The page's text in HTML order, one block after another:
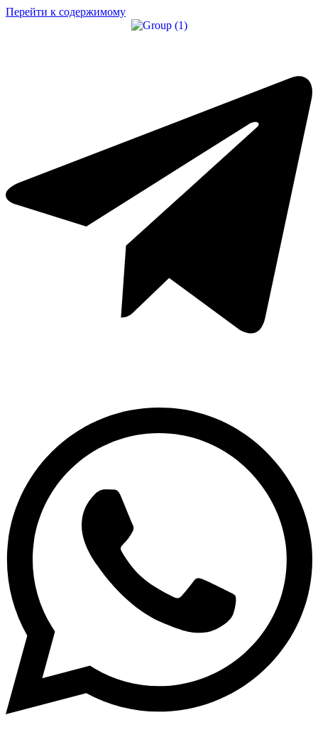
Перейти к содержимому
ИСКУССТВО И КУЛЬТУРА
пляжный ОТДЫХ
городской туризм
КОРПОРАТИВНЫЕ КАНИКУЛЫ
круизы
СЕМЕЙНЫЕ ТУРЫ
свадебные туры
ЛЕЧЕБНО-ОЗДОРОВИТЕЛЬНЫЙ ТУРИЗМ
САФАРИ-ПУТЕШЕСТВИЯ
ГОРНОЛЫЖНЫЙ ТУРИЗМ